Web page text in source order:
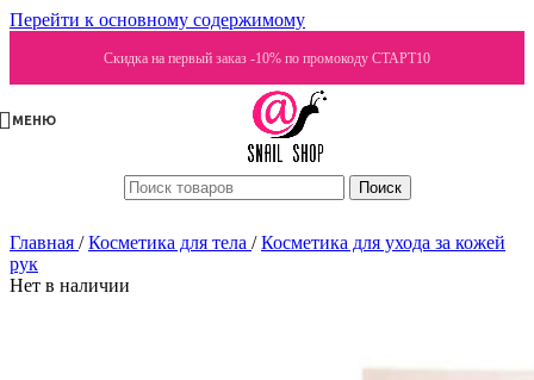
Перейти к основному содержимому
Скидка на первый заказ -10% по промокоду СТАРТ10
МЕНЮ
Поиск
Главная / Косметика для тела / Косметика для ухода за кожей
рук
Нет в наличии